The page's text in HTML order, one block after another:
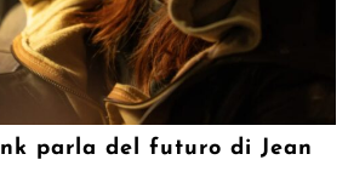
parla del futuro di Jean